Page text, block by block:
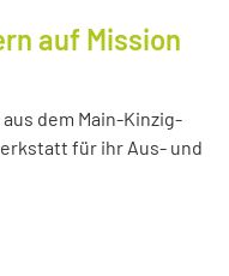
auf Mission
dem Main-Kinzig-
für ihr Aus- und